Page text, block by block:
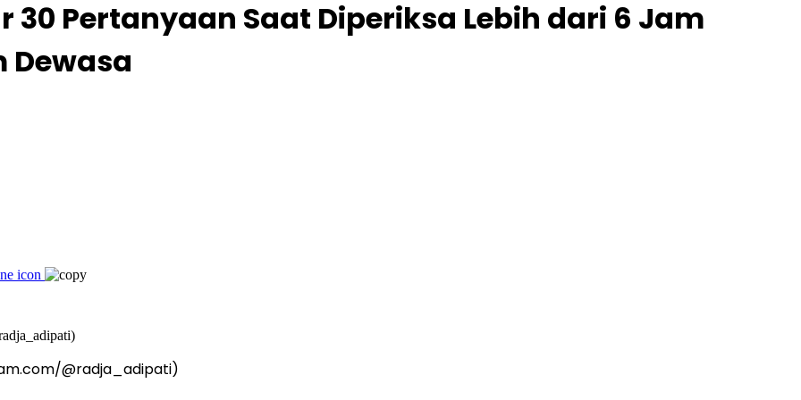
Pertanyaan Saat Diperiksa Lebih dari 6 Jam
Dewasa
@radja_adipati)